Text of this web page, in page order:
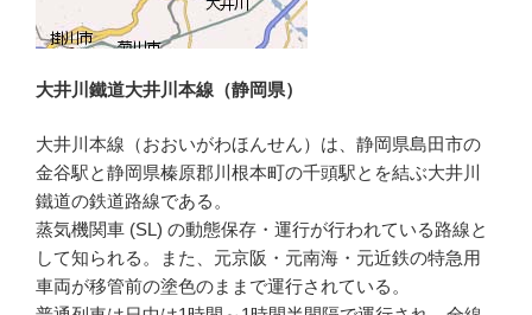
大井川鐵道大井川本線（静岡県）
大井川本線（おおいがわほんせん）は、静岡県島田市の
金谷駅と静岡県榛原郡川根本町の千頭駅とを結ぶ大井川
鐵道の鉄道路線である。
蒸気機関車 (SL) の動態保存・運行が行われている路線と
して知られる。また、元京阪・元南海・元近鉄の特急用
車両が移管前の塗色のままで運行されている。